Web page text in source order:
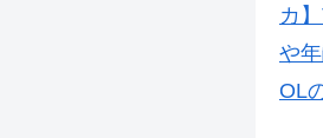
カ
や
OL